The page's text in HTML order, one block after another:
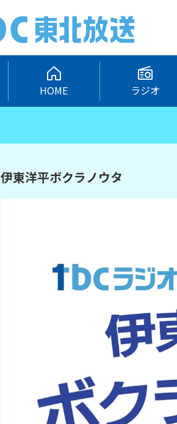
HOME ラジオ
伊東洋平ボクラノウタ